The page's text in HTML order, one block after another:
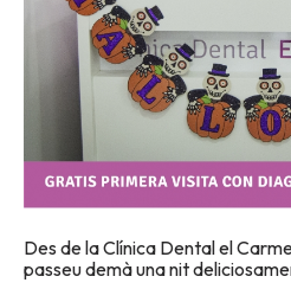
Des de la Clínica Dental el
passeu demà una nit